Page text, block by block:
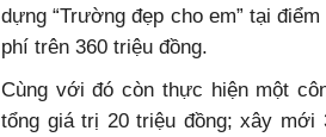
dựng “Trường đẹp cho em” tại
phí trên 360 triệu đồng.
Cùng với đó còn thực hiện một
tổng giá trị 20 triệu đồng; xây mới